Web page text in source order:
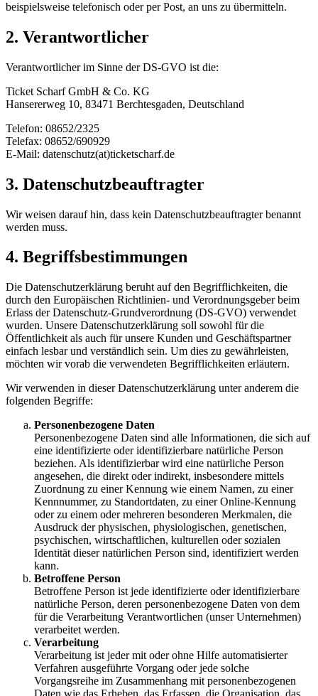
beispielsweise telefonisch oder per Post, an uns zu übermitteln.
2. Verantwortlicher
Verantwortlicher im Sinne der DS-GVO ist die:
Ticket Scharf GmbH & Co. KG
Hansererweg 10, 83471 Berchtesgaden, Deutschland
Telefon: 08652/2325
Telefax: 08652/690929
E-Mail: datenschutz(at)ticketscharf.de
3. Datenschutzbeauftragter
Wir weisen darauf hin, dass kein Datenschutzbeauftragter benannt
werden muss.
4. Begriffsbestimmungen
Die Datenschutzerklärung beruht auf den Begrifflichkeiten, die
durch den Europäischen Richtlinien- und Verordnungsgeber beim
Erlass der Datenschutz-Grundverordnung (DS-GVO) verwendet
wurden. Unsere Datenschutzerklärung soll sowohl für die
Öffentlichkeit als auch für unsere Kunden und Geschäftspartner
einfach lesbar und verständlich sein. Um dies zu gewährleisten,
möchten wir vorab die verwendeten Begrifflichkeiten erläutern.
Wir verwenden in dieser Datenschutzerklärung unter anderem die
folgenden Begriffe:
Personenbezogene Daten
Personenbezogene Daten sind alle Informationen, die sich auf
eine identifizierte oder identifizierbare natürliche Person
beziehen. Als identifizierbar wird eine natürliche Person
angesehen, die direkt oder indirekt, insbesondere mittels
Zuordnung zu einer Kennung wie einem Namen, zu einer
Kennnummer, zu Standortdaten, zu einer Online-Kennung
oder zu einem oder mehreren besonderen Merkmalen, die
Ausdruck der physischen, physiologischen, genetischen,
psychischen, wirtschaftlichen, kulturellen oder sozialen
Identität dieser natürlichen Person sind, identifiziert werden
kann.
Betroffene Person
Betroffene Person ist jede identifizierte oder identifizierbare
natürliche Person, deren personenbezogene Daten von dem
für die Verarbeitung Verantwortlichen (unser Unternehmen)
verarbeitet werden.
Verarbeitung
Verarbeitung ist jeder mit oder ohne Hilfe automatisierter
Verfahren ausgeführte Vorgang oder jede solche
Vorgangsreihe im Zusammenhang mit personenbezogenen